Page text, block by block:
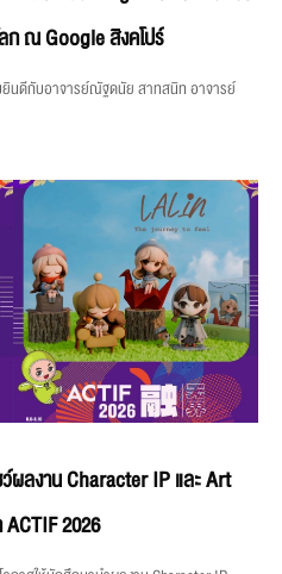
ก ณ Google สิงคโปร์
นดีกับอาจารย์ณัฐดนัย สาทสนิท อาจารย์
ผลงาน Character IP และ Art
ACTIF 2026